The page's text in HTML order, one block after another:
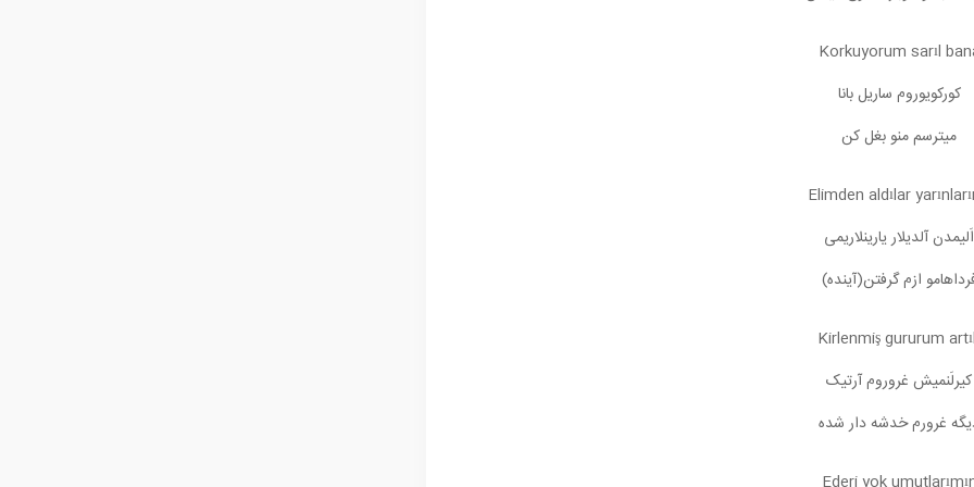
Korkuyorum sarıl
کورکویوروم ساریل بانا
میترسم منو بغل کن
Elimden aldılar
اَلیمدن آلدیلار یارینلاریمی
ازم گرفتن(آینده)
Kirlenmiş gururum
کیرلَنمیش غروروم آرتیک
غرورم خدشه دار شده